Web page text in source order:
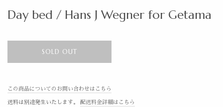
Day bed / Hans J Wegner for Getama
SOLD OUT
この商品についてのお問い合わせはこちら
送料は別途発生いたします。 配送料金詳細はこちら